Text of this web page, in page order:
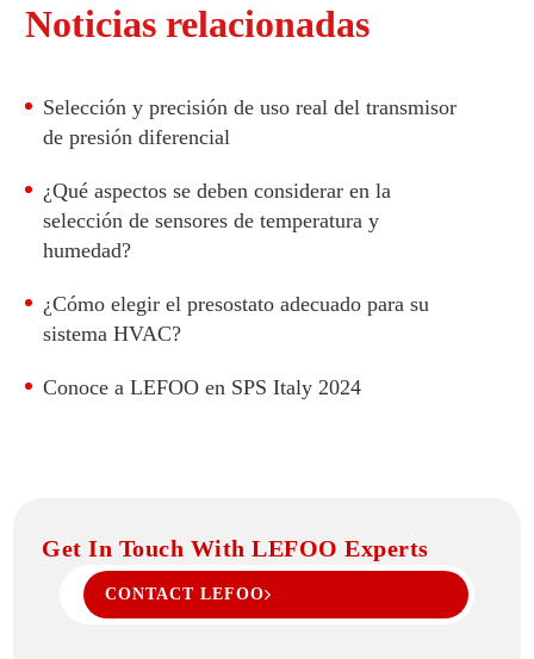
Noticias relacionadas
Selección y precisión de uso real del transmisor
de presión diferencial
¿Qué aspectos se deben considerar en la
selección de sensores de temperatura y
humedad?
¿Cómo elegir el presostato adecuado para su
sistema HVAC?
Conoce a LEFOO en SPS Italy 2024
Get In Touch With LEFOO Experts
CONTACT LEFOO